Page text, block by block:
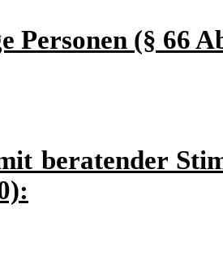
Personen (§ 66
beratender